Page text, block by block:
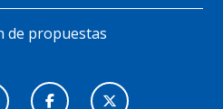
de propuestas